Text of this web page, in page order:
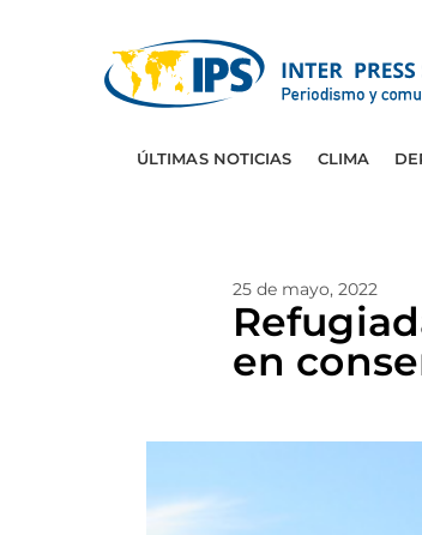
ÚLTIMAS NOTICIAS CLIMA
25 de mayo, 2022
en